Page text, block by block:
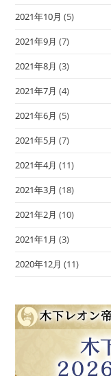
2021年10月 (5)
2021年9月 (7)
2021年8月 (3)
2021年7月 (4)
2021年6月 (5)
2021年5月 (7)
2021年4月 (11)
2021年3月 (18)
2021年2月 (10)
2021年1月 (3)
2020年12月 (11)